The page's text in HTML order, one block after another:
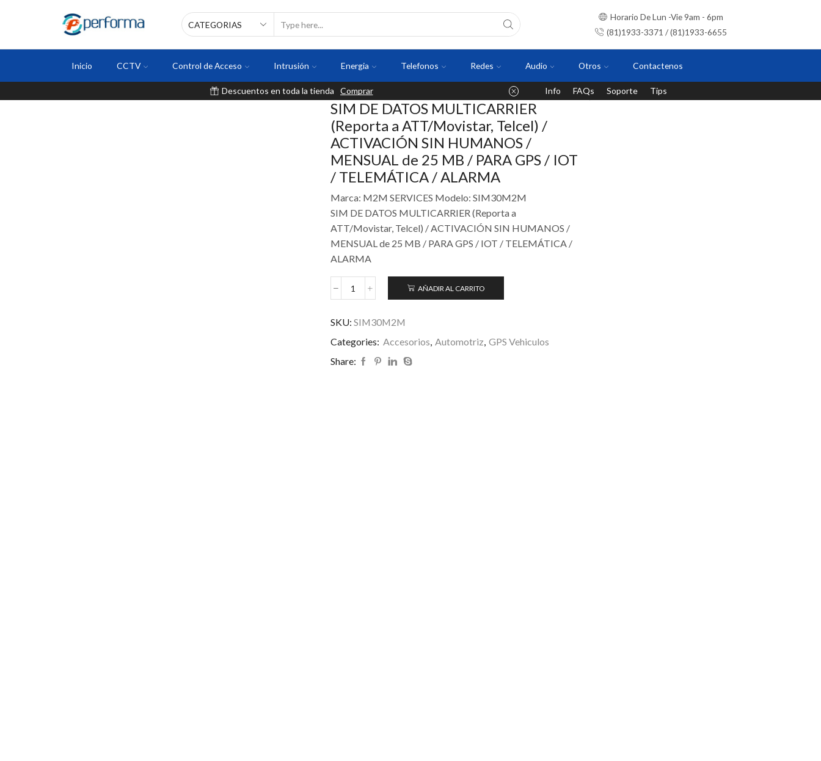
Horario De Lun -Vie 9am - 6pm
(81)1933-3371 / (81)1933-6655
Inicio CCTV Control de Acceso Intrusión Energia Telefonos Redes Audio Otros Contactenos
Descuentos en toda la tienda Comprar Info FAQs Soporte Tips
SIM DE DATOS MULTICARRIER
(Reporta a ATT/Movistar, Telcel) /
ACTIVACIÓN SIN HUMANOS /
MENSUAL de 25 MB / PARA GPS / IOT
/ TELEMÁTICA / ALARMA
Marca: M2M SERVICES Modelo: SIM30M2M
SIM DE DATOS MULTICARRIER (Reporta a
ATT/Movistar, Telcel) / ACTIVACIÓN SIN HUMANOS /
MENSUAL de 25 MB / PARA GPS / IOT / TELEMÁTICA /
ALARMA
AÑADIR AL CARRITO
SKU: SIM30M2M
Categories: Accesorios, Automotriz, GPS Vehiculos
Share: